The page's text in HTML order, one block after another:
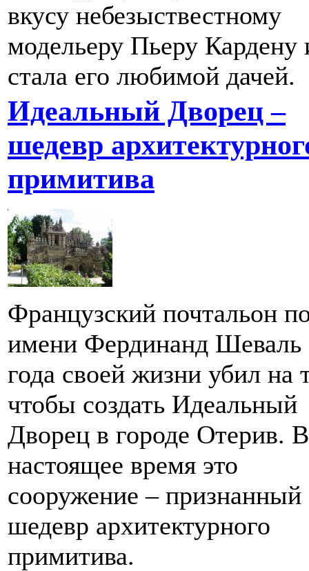
вкусу небезыствестному
модельеру Пьеру Кардену
стала его любимой дачей.
Идеальный Дворец –
шедевр
примитива
Французский почтальон
имени Фердинанд Шеваль
года своей жизни убил на
чтобы создать Идеальный
Дворец в городе Отерив. В
настоящее время это
сооружение – признанный
шедевр архитектурного
примитива.